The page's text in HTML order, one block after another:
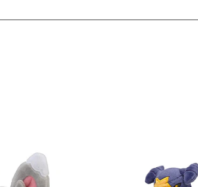
Ver detalles